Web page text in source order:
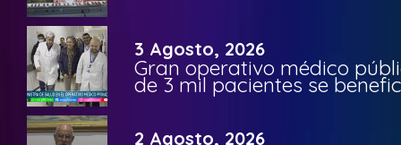
3 Agosto, 2026
Gran operativo médico
de 3 mil pacientes se
2 Agosto, 2026